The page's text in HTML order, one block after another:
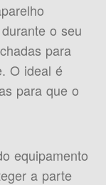
o seu
para
O ideal é
para que o
equipamento
a parte